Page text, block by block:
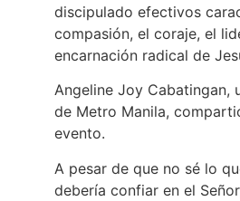
discipulado efectivos
compasión, el coraje, el
encarnación radical de
Angeline Joy Cabatingan,
de Metro Manila,
evento.
A pesar de que no sé lo
debería confiar en el